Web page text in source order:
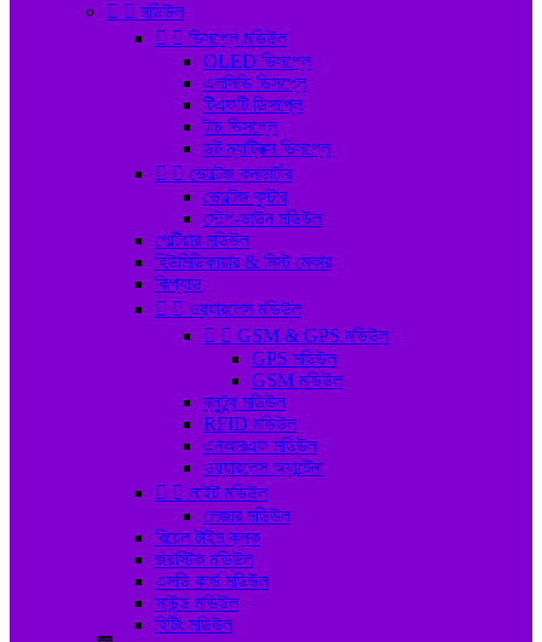
  মডিউল
  ডিসপ্লে মডিউল
OLED ডিসপ্লে
এলসিডি ডিসপ্লে
টিএফটি ডিসপ্লে
টাচ ডিসপ্লে
ডট ম্যাট্রিক্স ডিসপ্লে
  ভোল্টেজ কনভার্টার
ভোল্টেজ বুস্টার
স্টেপ-ডাউন মডিউল
পেল্টিয়ার মডিউল
হিউমিডিফায়ার & মিস্ট মেকার
কিপ্যাড
  ওয়্যারলেস মডিউল
  GSM & GPS মডিউল
GPS মডিউল
GSM মডিউল
ব্লুটুথ মডিউল
RFID মডিউল
এনআরএফ মডিউল
ওয়্যারলেস অ্যান্টেনা
  লাইট মডিউল
লেজার মডিউল
রিয়েল টাইম ক্লক
জয়স্টিক মডিউল
এসডি কার্ড মডিউল
সাউন্ড মডিউল
হিটিং মডিউল